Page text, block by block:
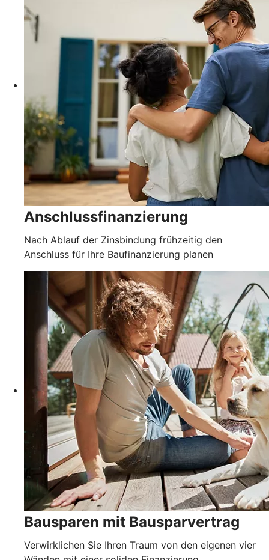
Anschlussfinanzierung
Nach Ablauf der Zinsbindung frühzeitig den
Anschluss für Ihre Baufinanzierung planen
Bausparen mit Bausparvertrag
Verwirklichen Sie Ihren Traum von den eigenen vier